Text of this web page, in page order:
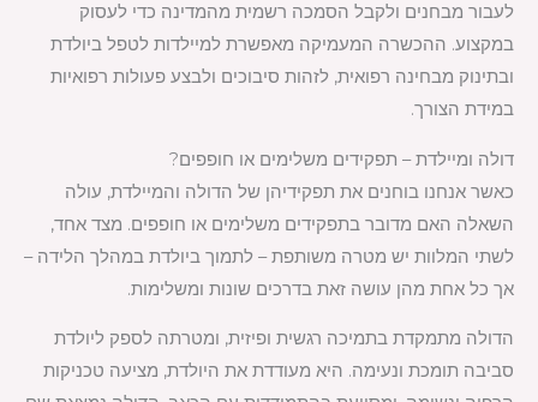
לעבור מבחנים ולקבל הסמכה רשמית מהמדינה כדי לעסוק
במקצוע. ההכשרה המעמיקה מאפשרת למיילדות לטפל ביולדת
ובתינוק מבחינה רפואית, לזהות סיבוכים ולבצע פעולות רפואיות
במידת הצורך.
דולה ומיילדת – תפקידים משלימים או חופפים?
כאשר אנחנו בוחנים את תפקידיהן של הדולה והמיילדת, עולה
השאלה האם מדובר בתפקידים משלימים או חופפים. מצד אחד,
לשתי המלוות יש מטרה משותפת – לתמוך ביולדת במהלך הלידה –
אך כל אחת מהן עושה זאת בדרכים שונות ומשלימות.
הדולה מתמקדת בתמיכה רגשית ופיזית, ומטרתה לספק ליולדת
סביבה תומכת ונעימה. היא מעודדת את היולדת, מציעה טכניקות